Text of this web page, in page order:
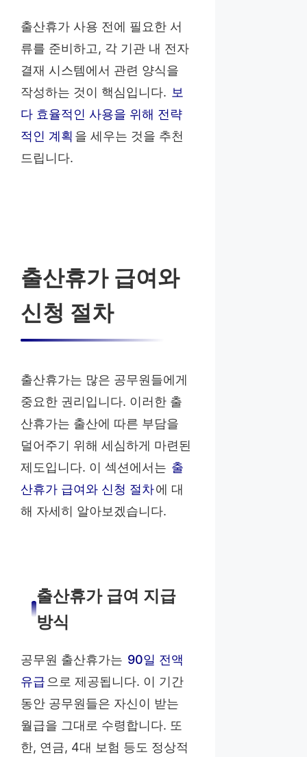
출산휴가 사용 전에 필요한 서
류를 준비하고, 각 기관 내 전자
결재 시스템에서 관련 양식을
작성하는 것이 핵심입니다. 보
다 효율적인 사용을 위해 전략
적인 계획 을 세우는 것을 추천
드립니다.
출산휴가 급여와
신청 절차
출산휴가는 많은 공무원들에게
중요한 권리입니다. 이러한 출
산휴가는 출산에 따른 부담을
덜어주기 위해 세심하게 마련된
제도입니다. 이 섹션에서는 출
산휴가 급여와 신청 절차에 대
해 자세히 알아보겠습니다.
출산휴가 급여 지급
방식
공무원 출산휴가는 90일 전액
유급 으로 제공됩니다. 이 기간
동안 공무원들은 자신이 받는
월급을 그대로 수령합니다. 또
한, 연금, 4대 보험 등도 정상적